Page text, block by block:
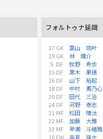
フォルトゥナ延岡
17 GK
葉山 琉叶
19 GK
林 颯介
5 DF
牧野 希歩
15 DF
黒木 果穂
16 DF
山下 裕起
18 DF
中村 勇乃心
20 DF
田代 三治
24 DF
河野 泰志
21 MF
松田 陵汰
22 MF
加藤 大雅
23 MF
早瀬 斗緒雅
10 FW
高見 瑛大